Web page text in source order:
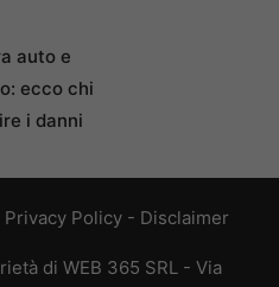
auto e
ecco chi
i danni
Privacy Policy - Disclaimer
di WEB 365 SRL - Via